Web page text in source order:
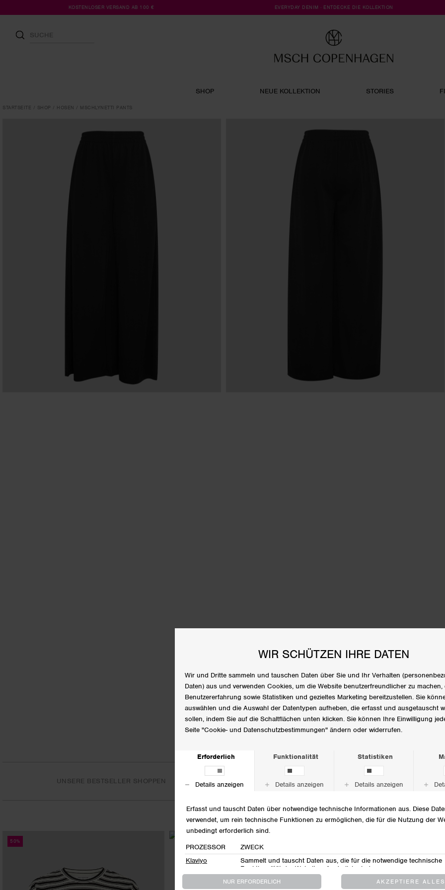
KOSTENLOSER VERSAND AB 100 € EVERYDAY DENIM · ENTDECKE DIE KOLLEKTION
SHOP NEUE KOLLEKTION STORIES
STARTSEITE SHOP HOSEN MSCHLYNETTI PANTS
UNSERE BESTSELLER SHOPPEN LIEFERUNG & RÜCKGABE
ANDERE BENUTZER HABEN
50%
MSCHLynetti Tee
EUR 49,95
EUR 29,95